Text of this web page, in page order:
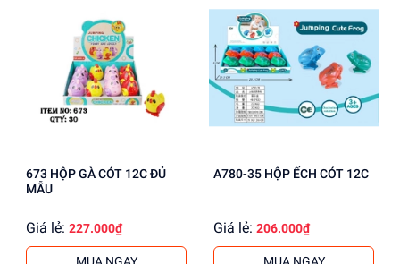
673 HỘP GÀ CÓT 12C ĐỦ
MẪU
Giá lẻ: 227.000₫
A780-35 HỘP ẾCH CÓT 12C
Giá lẻ: 206.000₫